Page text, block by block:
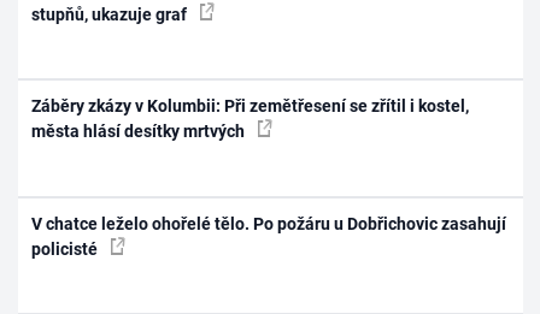
stupňů, ukazuje graf
Záběry zkázy v Kolumbii: Při zemětřesení se zřítil i kostel,
města hlásí desítky mrtvých
V chatce leželo ohořelé tělo. Po požáru u Dobřichovic zasahují
policisté